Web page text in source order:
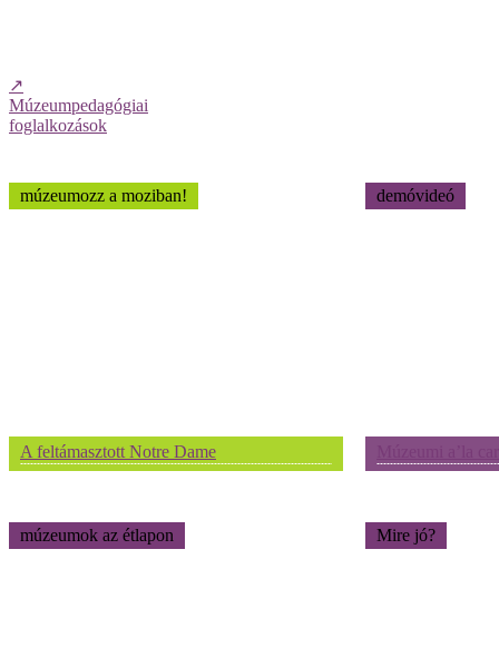
↗
Múzeumpedagógiai
foglalkozások
múzeumozz a moziban!
A feltámasztott Notre Dame
demóvideó
múzeumok az étlapon Mire jó?